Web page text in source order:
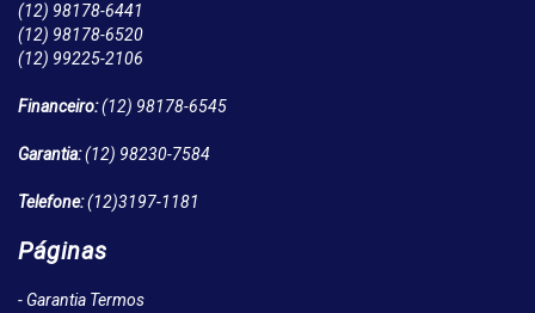
(12) 98178-6441
(12) 98178-6520
(12) 99225-2106
Financeiro:(12) 98178-6545
Garantia:(12) 98230-7584
Telefone:(12)3197-1181
Páginas
- Garantia Termos